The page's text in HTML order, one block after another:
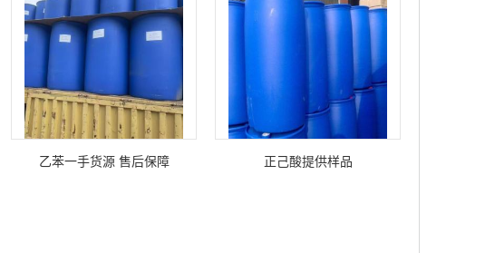
乙苯一手货源 售后保障 正己酸提供样品